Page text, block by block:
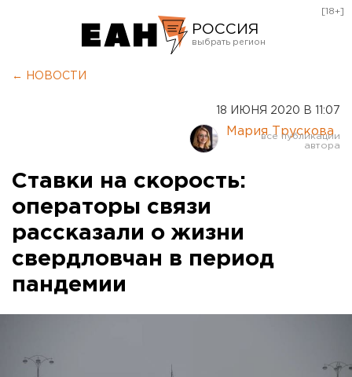
РОССИЯ
Курган
Оренбург
[18+]
← НОВОСТИ
18 ИЮНЯ 2020 В 11:07
Мария Трускова
Ставки на скорость:
операторы связи
рассказали о жизни
свердловчан в период
пандемии